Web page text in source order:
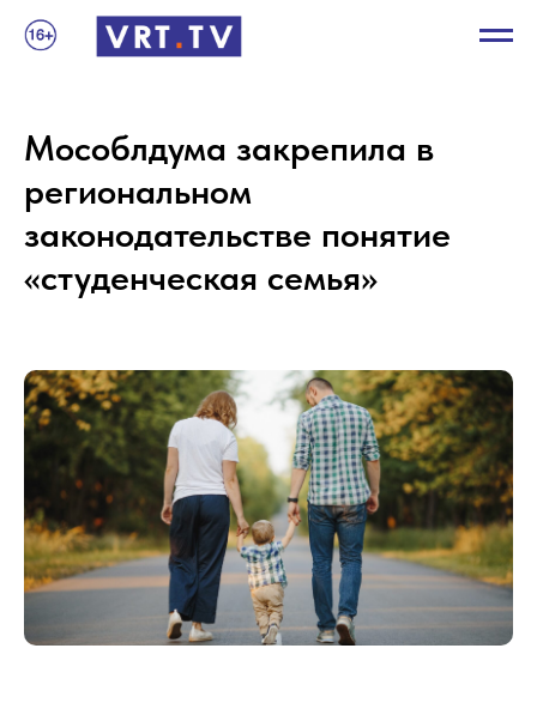
Мособлдума закрепила в
региональном
законодательстве понятие
«студенческая семья»